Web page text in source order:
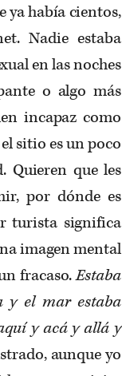
ya había cientos,
Nadie estaba
en las noches
o algo más
incapaz como
sitio es un poco
Quieren que les
por dónde es
turista significa
imagen mental
fracaso.Estaba
y el mar estaba
y acá y allá y
aunque yo